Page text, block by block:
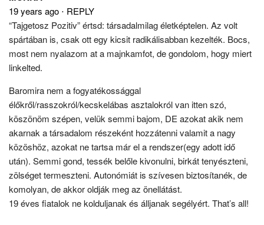
19 years ago ⋅ REPLY
“Tajgetosz Pozitiv” értsd: társadalmilag életképtelen. Az volt
spártában is, csak ott egy kicsit radikálisabban kezelték. Bocs,
most nem nyalazom at a majnkamfot, de gondolom, hogy miert
linkelted.
Baromira nem a fogyatékossággal
élőkről/rasszokról/kecskelábas asztalokról van itten szó,
köszönöm szépen, velük semmi bajom, DE azokat akik nem
akarnak a társadalom részeként hozzátenni valamit a nagy
közöshöz, azokat ne tartsa már el a rendszer(egy adott idő
után). Semmi gond, tessék belőle kivonulni, birkát tenyészteni,
zölséget termeszteni. Autonómiát is szívesen biztosítanék, de
komolyan, de akkor oldják meg az önellátást.
19 éves fiatalok ne kolduljanak és álljanak segélyért. That’s all!